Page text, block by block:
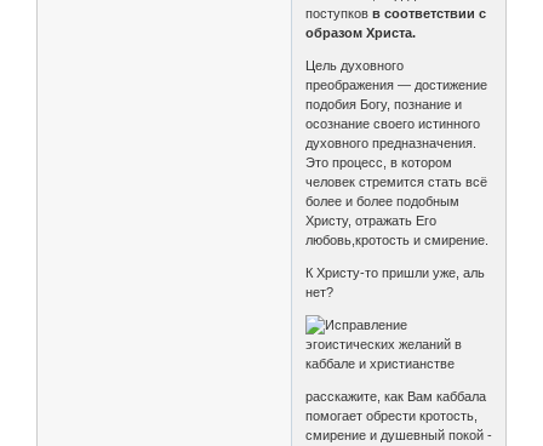
поступковв соответствии с
образом Христа.
Цель духовного
преображения — достижение
подобия Богу, познание и
осознание своего истинного
духовного предназначения.
Это процесс, в котором
человек стремится стать всё
более и более подобным
Христу, отражать Его
любовь,кротость и смирение.
К Христу-то пришли уже, аль
нет?
расскажите, как Вам каббала
помогает обрести кротость,
смирение и душевный покой -